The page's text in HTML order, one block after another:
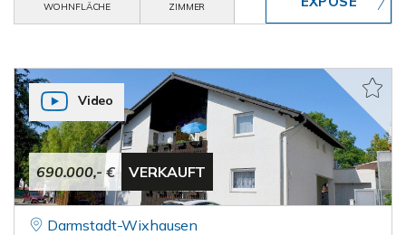
WOHNFLÄCHE
ZIMMER
690.000,- € VERKAUFT
Video
Darmstadt-Wixhausen